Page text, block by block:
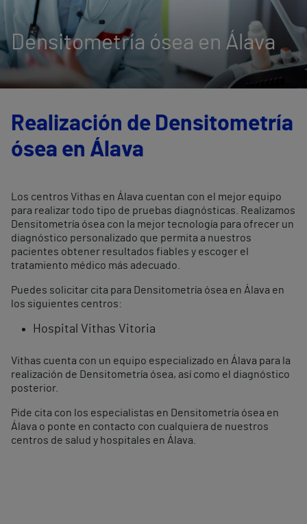
Densitometría ósea en Álava
Realización de Densitometría
ósea en Álava
Los centros Vithas en Álava cuentan con el mejor equipo
para realizar todo tipo de pruebas diagnósticas. Realizamos
Densitometría ósea con la mejor tecnología para ofrecer un
diagnóstico personalizado que permita a nuestros
pacientes obtener resultados fiables y escoger el
tratamiento médico más adecuado.
Puedes solicitar cita para Densitometría ósea en Álava en
los siguientes centros:
Hospital Vithas Vitoria
Vithas cuenta con un equipo especializado en Álava para la
realización de Densitometría ósea, así como el diagnóstico
posterior.
Pide cita con los especialistas en Densitometría ósea en
Álava o ponte en contacto con cualquiera de nuestros
centros de salud y hospitales en Álava.